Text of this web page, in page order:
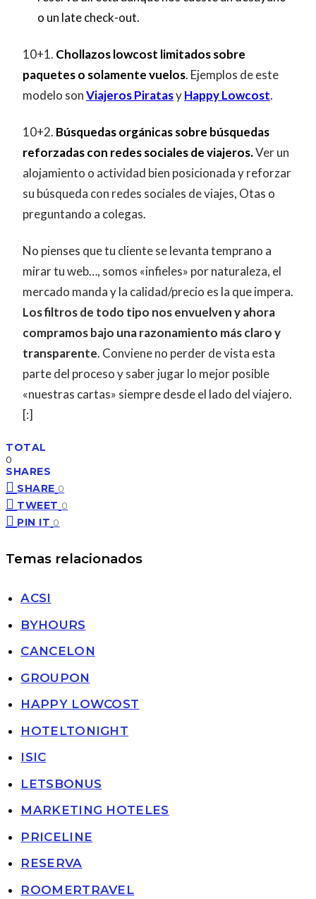
o un late check-out.
10+1. Chollazos lowcost limitados sobre
paquetes o solamente vuelos. Ejemplos de este
modelo sonViajeros PiratasyHappy Lowcost.
10+2. Búsquedas orgánicas sobre búsquedas
reforzadas con redes sociales de viajeros.Ver un
alojamiento o actividad bien posicionada y reforzar
su búsqueda con redes sociales de viajes, Otas o
preguntando a colegas.
No pienses que tu cliente se levanta temprano a
mirar tu web…, somos «infieles» por naturaleza, el
mercado manda y la calidad/precio es la que impera.
Los filtros de todo tipo nos envuelven y ahora
compramos bajo una razonamiento más claro y
transparente. Conviene no perder de vista esta
parte del proceso y saber jugar lo mejor posible
«nuestras cartas» siempre desde el lado del viajero.
[:]
TOTAL
0
SHARES
SHARE 0
TWEET 0
PIN IT 0
Temas relacionados
ACSI
BYHOURS
CANCELON
GROUPON
HAPPY LOWCOST
HOTELTONIGHT
ISIC
LETSBONUS
MARKETING HOTELES
PRICELINE
RESERVA
ROOMERTRAVEL